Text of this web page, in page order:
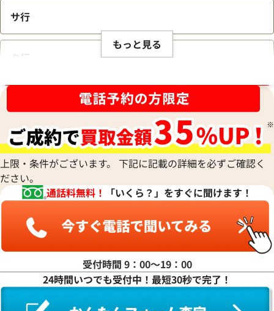
サ行
タ行
ハ行
マ行
ヤ行
ワ行
もっと見る
上限・条件がございます。 下記に記載の詳細を必ずご確認く
ださい。
通話料無料！
「いくら？」をすぐに聞けます！
受付時間 9：00〜19：00
24時間いつでも受付中！最短30秒で完了！